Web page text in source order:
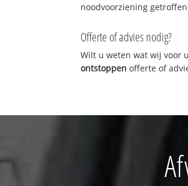
noodvoorziening
Offerte of advies nodig?
Wilt u weten wat wij voor
ontstoppen offerte of